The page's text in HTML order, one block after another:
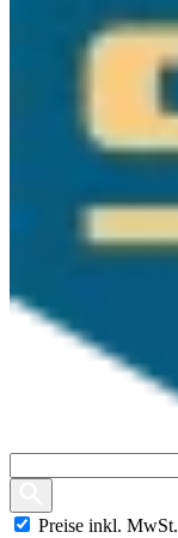
Preise inkl. MwSt.